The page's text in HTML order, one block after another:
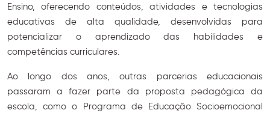
Ensino, oferecendo conteúdos, atividades e tecnologias
educativas de alta qualidade, desenvolvidas para
potencializar o aprendizado das habilidades e
competências curriculares.
Ao longo dos anos, outras parcerias educacionais
passaram a fazer parte da proposta pedagógica da
escola, como o Programa de Educação Socioemocional